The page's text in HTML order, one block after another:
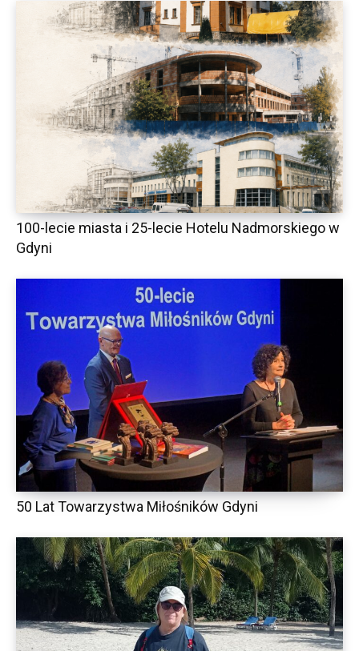
100-lecie miasta i 25-lecie Hotelu Nadmorskiego w
Gdyni
50 Lat Towarzystwa Miłośników Gdyni